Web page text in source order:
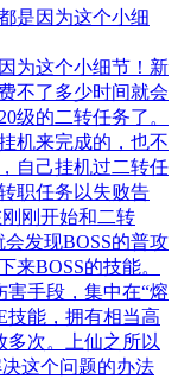
是因为这个小细
为这个小细节！新
不了多少时间就会
级的二转任务了。
机来完成的，也不
自己挂机过二转任
职任务以失败告
刚开始和二转
发现BOSS的普攻
来BOSS的技能。
害手段，集中在“熔
技能，拥有相当高
多次。上仙之所以
这个问题的办法